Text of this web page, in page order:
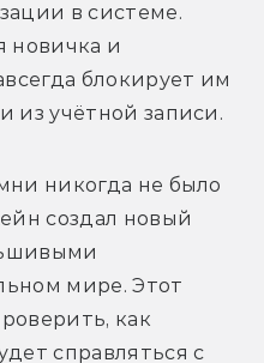
в системе.
новичка и
блокирует им
из учётной записи.
никогда не было
создал новый
мире. Этот
как
справляться с